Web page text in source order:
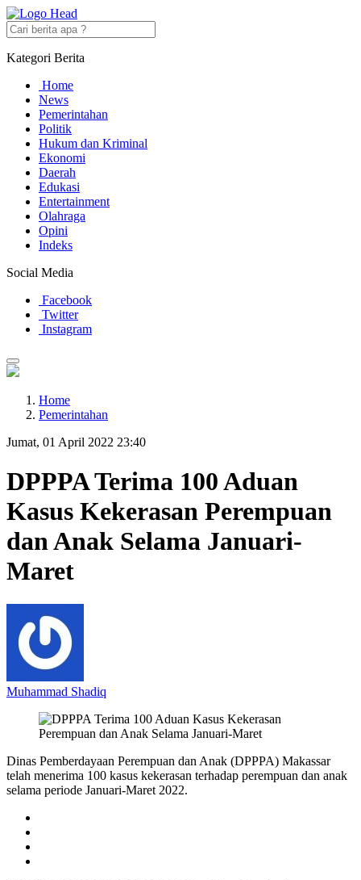
Kategori Berita
Home
News
Pemerintahan
Politik
Hukum dan Kriminal
Ekonomi
Daerah
Edukasi
Entertainment
Olahraga
Opini
Indeks
Social Media
Facebook
Twitter
Instagram
Home
Pemerintahan
Jumat, 01 April 2022 23:40
DPPPA Terima 100 Aduan
Kasus Kekerasan Perempuan
dan Anak Selama Januari-
Maret
Muhammad Shadiq
Dinas Pemberdayaan Perempuan dan Anak (DPPPA) Makassar
telah menerima 100 kasus kekerasan terhadap perempuan dan anak
selama periode Januari-Maret 2022.